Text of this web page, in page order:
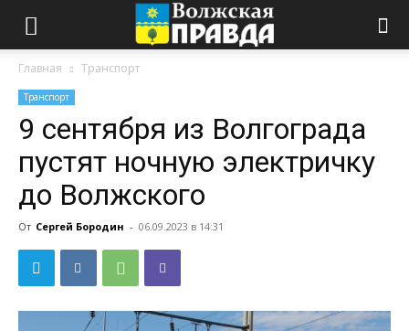
Главная Транспорт
Транспорт
9 сентября из Волгограда
пустят ночную электричку
до Волжского
От Сергей Бородин - 06.09.2023 в 14:31